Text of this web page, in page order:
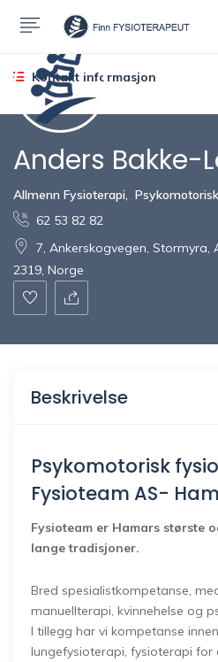
Kontakt informasjon
Anders Bakke-
Allmenn Fysioterapi
62 53 82 82
7, Ankerskogvegen, Stormyra,
2319, Norge
Beskrivelse
Psykomotorisk
Fysioteam AS-
Fysioteam er Hamars største
lange tradisjoner.
Bred spesialistkompetanse,
manuellterapi, kvinnehelse og
I tillegg har vi kompetanse
lungefysioterapi, fysioterapi for